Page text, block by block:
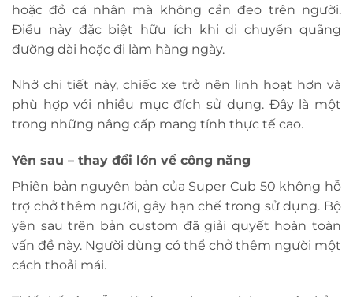
hoặc đồ cá nhân mà không cần đeo trên người.
Điều này đặc biệt hữu ích khi di chuyển quãng
đường dài hoặc đi làm hàng ngày.
Nhờ chi tiết này, chiếc xe trở nên linh hoạt hơn và
phù hợp với nhiều mục đích sử dụng. Đây là một
trong những nâng cấp mang tính thực tế cao.
Yên sau – thay đổi lớn về công năng
Phiên bản nguyên bản của Super Cub 50 không hỗ
trợ chở thêm người, gây hạn chế trong sử dụng. Bộ
yên sau trên bản custom đã giải quyết hoàn toàn
vấn đề này. Người dùng có thể chở thêm người một
cách thoải mái.